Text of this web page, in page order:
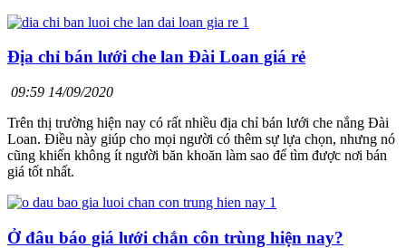
Địa chỉ bán lưới che lan Đài Loan giá rẻ
09:59 14/09/2020
Trên thị trường hiện nay có rất nhiều địa chỉ bán lưới che nắng Đài
Loan. Điều này giúp cho mọi người có thêm sự lựa chọn, nhưng nó
cũng khiến không ít người băn khoăn làm sao để tìm được nơi bán
giá tốt nhất.
Ở đâu báo giá lưới chắn côn trùng hiện nay?